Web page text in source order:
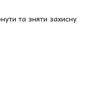
та зняти захисну